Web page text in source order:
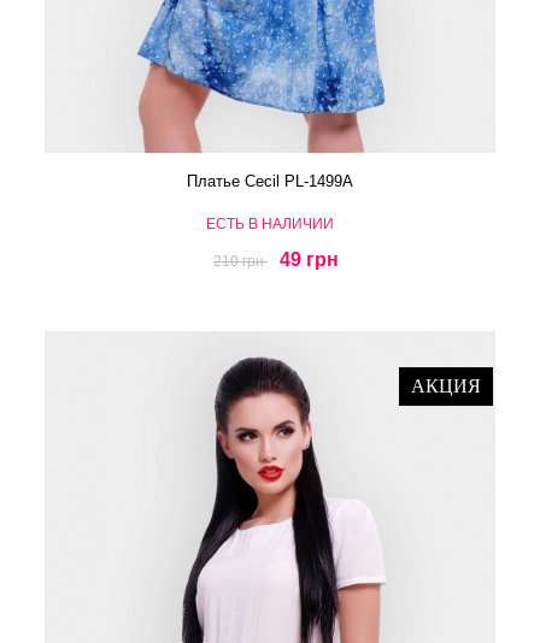
Платье Cecil PL-1499A
ЕСТЬ В НАЛИЧИИ
210 грн 49 грн
АКЦИЯ